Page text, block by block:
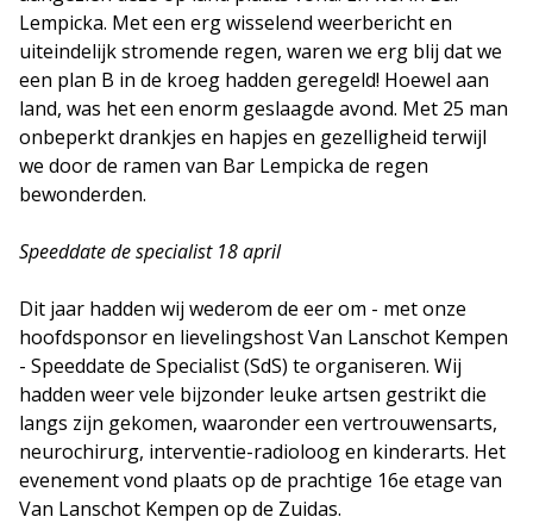
Lempicka. Met een erg wisselend weerbericht en
uiteindelijk stromende regen, waren we erg blij dat we
een plan B in de kroeg hadden geregeld! Hoewel aan
land, was het een enorm geslaagde avond. Met 25 man
onbeperkt drankjes en hapjes en gezelligheid terwijl
we door de ramen van Bar Lempicka de regen
bewonderden.
Speeddate de specialist 18 april
Dit jaar hadden wij wederom de eer om - met onze
hoofdsponsor en lievelingshost Van Lanschot Kempen
- Speeddate de Specialist (SdS) te organiseren. Wij
hadden weer vele bijzonder leuke artsen gestrikt die
langs zijn gekomen, waaronder een vertrouwensarts,
neurochirurg, interventie-radioloog en kinderarts. Het
evenement vond plaats op de prachtige 16e etage van
Van Lanschot Kempen op de Zuidas.